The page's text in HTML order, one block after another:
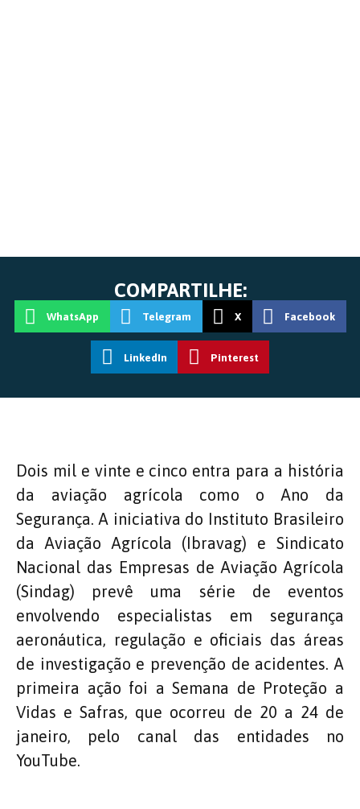
COMPARTILHE:
WhatsApp Telegram X Facebook
LinkedIn Pinterest
Dois mil e vinte e cinco entra para a história
da aviação agrícola como o Ano da
Segurança. A iniciativa do Instituto Brasileiro
da Aviação Agrícola (Ibravag) e Sindicato
Nacional das Empresas de Aviação Agrícola
(Sindag) prevê uma série de eventos
envolvendo especialistas em segurança
aeronáutica, regulação e oficiais das áreas
de investigação e prevenção de acidentes. A
primeira ação foi a Semana de Proteção a
Vidas e Safras, que ocorreu de 20 a 24 de
janeiro, pelo canal das entidades no
YouTube.